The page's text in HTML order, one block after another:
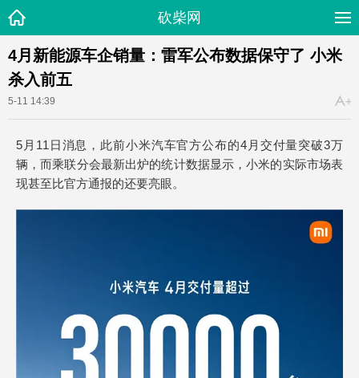
砍柴网
4月新能源车企销量：雷军公布数据保守了 小米
杀入前五
5-11 14:39
5月11日消息，此前小米汽车官方公布的4月交付量突破3万
辆，而乘联分会最新出炉的统计数据显示，小米的实际市场表
现甚至比官方通报的还要亮眼。